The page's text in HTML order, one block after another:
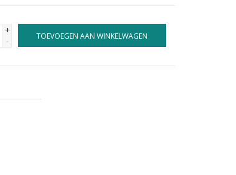
+
-
TOEVOEGEN AAN WINKELWAGEN